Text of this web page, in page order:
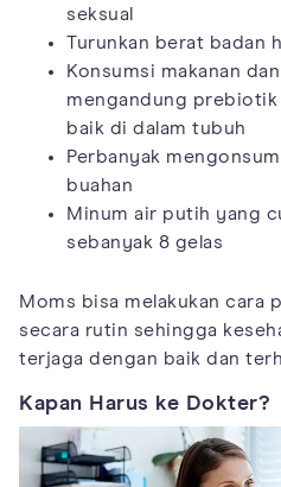
seksual
Turunkan berat badan
Konsumsi makanan
mengandung
baik di dalam tubuh
Perbanyak
buahan
Minum air putih yang
sebanyak 8 gelas
Moms bisa melakukan cara
secara rutin sehingga
terjaga dengan baik dan
Kapan Harus ke Dokter?